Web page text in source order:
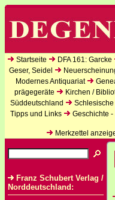
Startseite DFA 161: Garcke
Geser, Seidel
Modernes Antiquariat
prägegeräte
Kirchen /
Süddeutschland
Tipps und Links
Geschichte
Merkzettel
Franz Schubert Verlag /
Norddeutschland: